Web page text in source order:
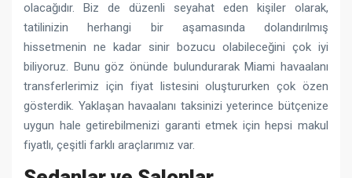
olacağıdır. Biz de düzenli seyahat eden kişiler olarak,
tatilinizin herhangi bir aşamasında dolandırılmış
hissetmenin ne kadar sinir bozucu olabileceğini çok iyi
biliyoruz. Bunu göz önünde bulundurarak Miami havaalanı
transferlerimiz için fiyat listesini oluştururken çok özen
gösterdik. Yaklaşan havaalanı taksinizi yeterince bütçenize
uygun hale getirebilmenizi garanti etmek için hepsi makul
fiyatlı, çeşitli farklı araçlarımız var.